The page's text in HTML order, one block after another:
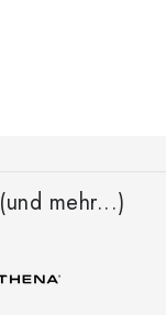
(und mehr...)